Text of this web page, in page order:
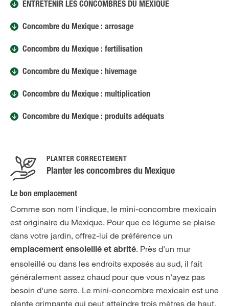
ENTRETENIR LES CONCOMBRES DU MEXIQUE
Concombre du Mexique : arrosage
Concombre du Mexique : fertilisation
Concombre du Mexique : hivernage
Concombre du Mexique : multiplication
Concombre du Mexique : produits adéquats
PLANTER CORRECTEMENT
Planter les concombres du Mexique
Le bon emplacement
Comme son nom l'indique, le mini-concombre mexicain
est originaire du Mexique. Pour que ce légume se plaise
dans votre jardin, offrez-lui de préférence un
emplacement ensoleillé et abrité. Près d'un mur
ensoleillé ou dans les endroits exposés au sud, il fait
généralement assez chaud pour que vous n'ayez pas
besoin d'une serre. Le mini-concombre mexicain est une
plante grimpante qui peut atteindre trois mètres de haut.